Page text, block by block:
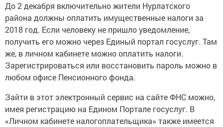
До 2 декабря включительно жители Нурлатского
района должны оплатить имущественные налоги за
2018 год. Если человеку не пришло уведомление,
получить его можно через Единый портал госуслуг. Там
же, в личном кабинете можно оплатить налоги.
Зарегистрироваться или восстановить пароль можно в
любом офисе Пенсионного фонда.
Зайти в этот электронный сервис на сайте ФНС можно,
имея регистрацию на Едином Портале госуслуг. В
«Личном кабинете налогоплательщика» также имеется